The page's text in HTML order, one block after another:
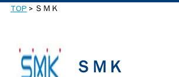
TOP > ＳＭＫ
ＳＭＫ